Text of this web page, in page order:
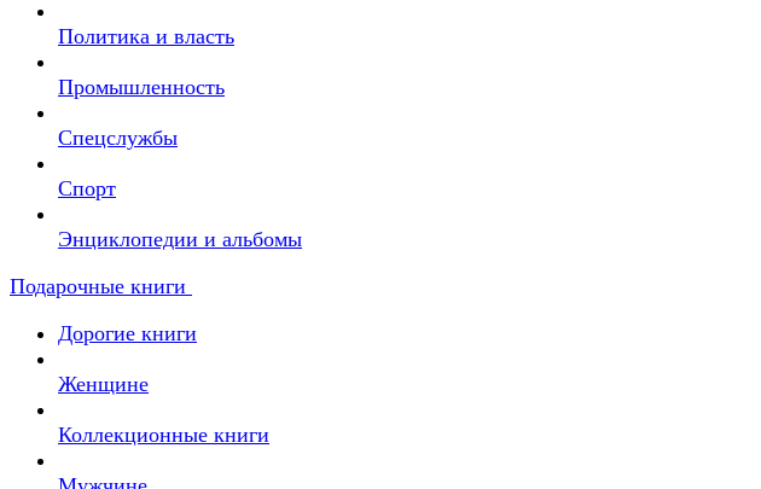
Политика и власть
Промышленность
Спецслужбы
Спорт
Энциклопедии и альбомы
Подарочные книги
Дорогие книги
Женщине
Коллекционные книги